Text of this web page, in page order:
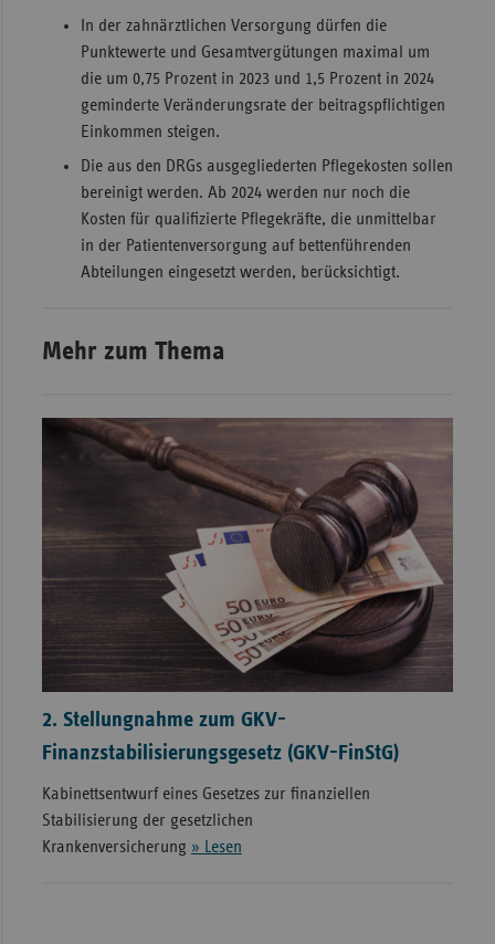
In der zahnärztlichen Versorgung dürfen die
Punktewerte und Gesamtvergütungen maximal um
die um 0,75 Prozent in 2023 und 1,5 Prozent in 2024
geminderte Veränderungsrate der beitragspflichtigen
Einkommen steigen.
Die aus den DRGs ausgegliederten Pflegekosten sollen
bereinigt werden. Ab 2024 werden nur noch die
Kosten für qualifizierte Pflegekräfte, die unmittelbar
in der Patientenversorgung auf bettenführenden
Abteilungen eingesetzt werden, berücksichtigt.
Mehr zum Thema
2. Stellungnahme zum GKV-
Finanzstabilisierungsgesetz (GKV-FinStG)
Kabinettsentwurf eines Gesetzes zur finanziellen
Stabilisierung der gesetzlichen
Krankenversicherung » Lesen